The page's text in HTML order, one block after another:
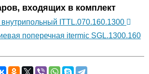
входящих в комплект
внутрипольный ITTL.070.160.1300
поперечная itermic SGL.1300.160